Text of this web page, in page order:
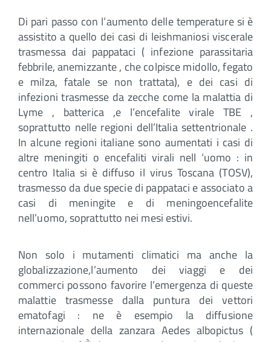
Di pari passo con l’aumento delle temperature si è
assistito a quello dei casi di leishmaniosi viscerale
trasmessa dai pappataci ( infezione parassitaria
febbrile, anemizzante , che colpisce midollo, fegato
e milza, fatale se non trattata), e dei casi di
infezioni trasmesse da zecche come la malattia di
Lyme , batterica ,e l’encefalite virale TBE ,
soprattutto nelle regioni dell’Italia settentrionale .
In alcune regioni italiane sono aumentati i casi di
altre meningiti o encefaliti virali nell ‘uomo : in
centro Italia si è diffuso il virus Toscana (TOSV),
trasmesso da due specie di pappataci e associato a
casi di meningite e di meningoencefalite
nell’uomo, soprattutto nei mesi estivi.
Non solo i mutamenti climatici ma anche la
globalizzazione,l’aumento dei viaggi e dei
commerci possono favorire l’emergenza di queste
malattie trasmesse dalla puntura dei vettori
ematofagi : ne è esempio la diffusione
internazionale della zanzara Aedes albopictus (